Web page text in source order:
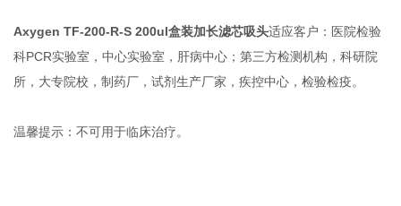
Axygen TF-200-R-S 200ul盒装加长滤芯吸头适应客户：医院检验
科PCR实验室，中心实验室，肝病中心；第三方检测机构，科研院
所，大专院校，制药厂，试剂生产厂家，疾控中心，检验检疫。
温馨提示：不可用于临床治疗。